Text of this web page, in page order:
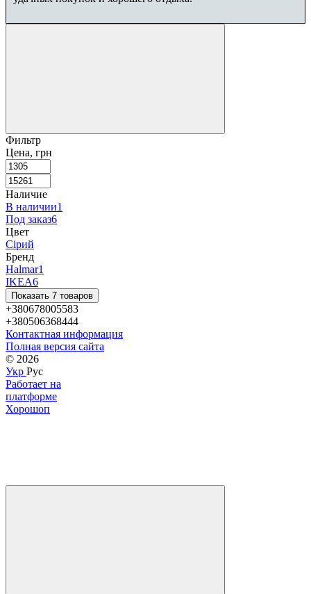
Фильтр
Цена, грн
Наличие
В наличии1
Под заказ6
Цвет
Сірий
Бренд
Halmar1
IKEA6
Показать 7 товаров
+380678005583
+380506368444
Контактная информация
Полная версия сайта
© 2026
Укр Рус
Работает на
платформе
Хорошоп